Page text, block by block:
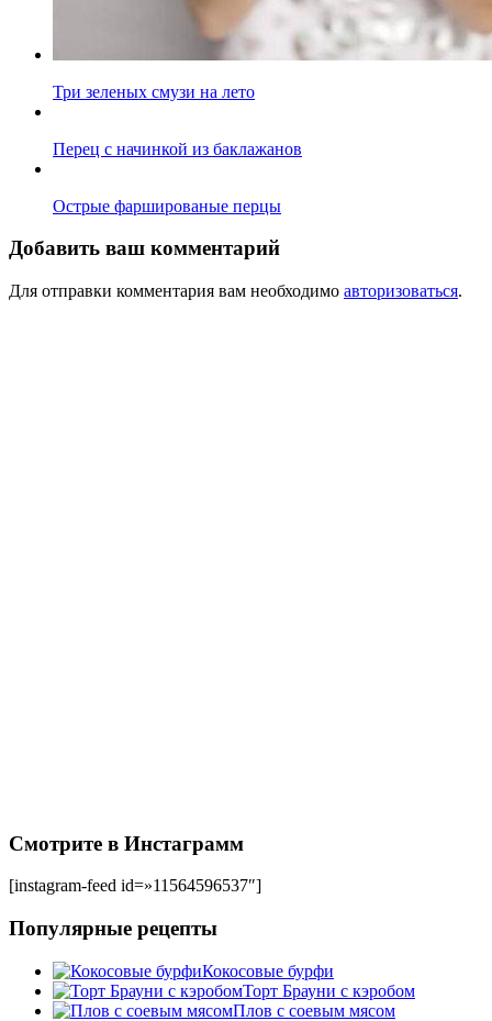
Три зеленых смузи на лето
Перец с начинкой из баклажанов
Острые фаршированые перцы
Добавить ваш комментарий
Для отправки комментария вам необходимо авторизоваться.
Смотрите в Инстаграмм
[instagram-feed id=»11564596537″]
Популярные рецепты
Кокосовые бурфи
Торт Брауни с кэробом
Плов с соевым мясом